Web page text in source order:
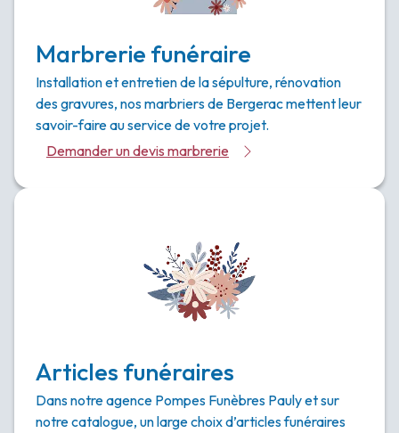
Marbrerie funéraire
Installation et entretien de la sépulture, rénovation
des gravures, nos marbriers de Bergerac mettent leur
savoir-faire au service de votre projet.
Demander un devis marbrerie
Articles funéraires
Dans notre agence Pompes Funèbres Pauly et sur
notre catalogue, un large choix d’articles funéraires